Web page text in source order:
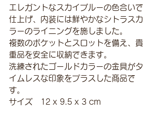
エレガントなスカイブルーの色合いで
仕上げ、内装には鮮やかなシトラスカ
ラーのライニングを施しました。
複数のポケットとスロットを備え、貴
重品を安全に収納できます。
洗練されたゴールドカラーの金具がタ
イムレスな印象をプラスした商品で
す。
サイズ　12 x 9.5 x 3 cm